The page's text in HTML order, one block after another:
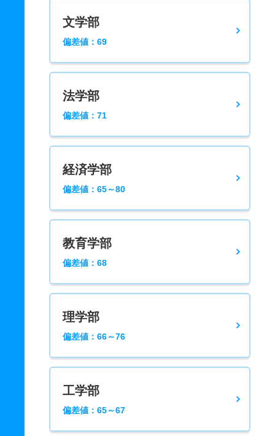
文学部
偏差値：69
法学部
偏差値：71
経済学部
偏差値：65～80
教育学部
偏差値：68
理学部
偏差値：66～76
工学部
偏差値：65～67